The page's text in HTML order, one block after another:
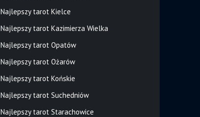
Najlepszy tarot Kielce
Najlepszy tarot Kazimierza Wielka
Najlepszy tarot Opatów
Najlepszy tarot Ożarów
Najlepszy tarot Końskie
Najlepszy tarot Suchedniów
Najlepszy tarot Starachowice